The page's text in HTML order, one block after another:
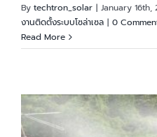
By techtron_solar | January 16th,
งานติดตั้งระบบโซล่าเซล | 0
Read More